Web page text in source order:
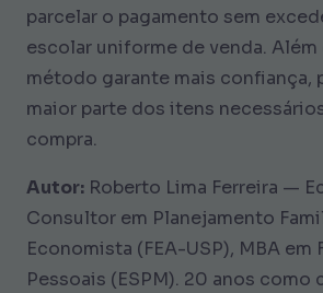
parcelar o pagamento sem
escolar uniforme de venda.
método garante mais confiança,
maior parte dos itens
compra.
Autor: Roberto Lima Ferreira —
Consultor em Planejamento
Economista (FEA-USP), MBA em
Pessoais (ESPM). 20 anos como